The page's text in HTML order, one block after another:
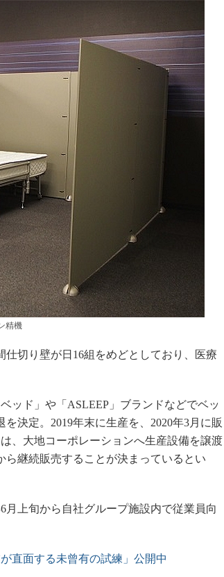
精機
切り壁が日16組をめどとしており、医療
ッド」や「ASLEEP」ブランドなどでベッ
決定。2019年末に生産を、2020年3月に販
、大地コーポレーションへ生産設備を譲渡
ら継続販売することが決まっているとい
上旬から自社グループ施設内で従業員向
直面する未曾有の試練」公開中